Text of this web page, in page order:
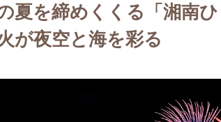
夏を締めくくる「湘南
が夜空と海を彩る